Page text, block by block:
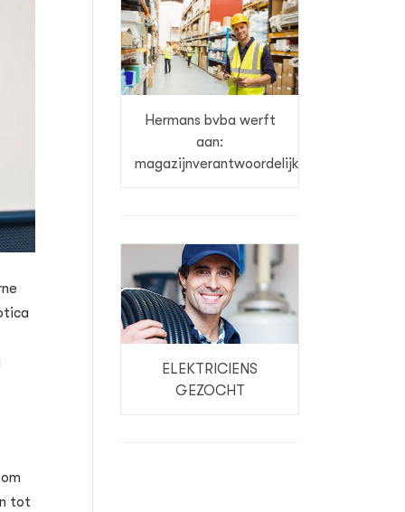
tot
Hermans bvba werft
aan:
magazijnverantwoordelijke
ELEKTRICIENS
GEZOCHT